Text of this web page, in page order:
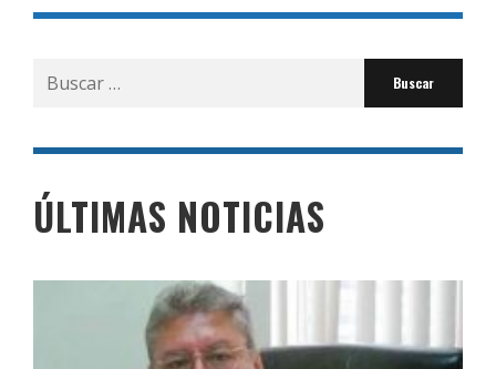
Buscar
por:
ÚLTIMAS NOTICIAS